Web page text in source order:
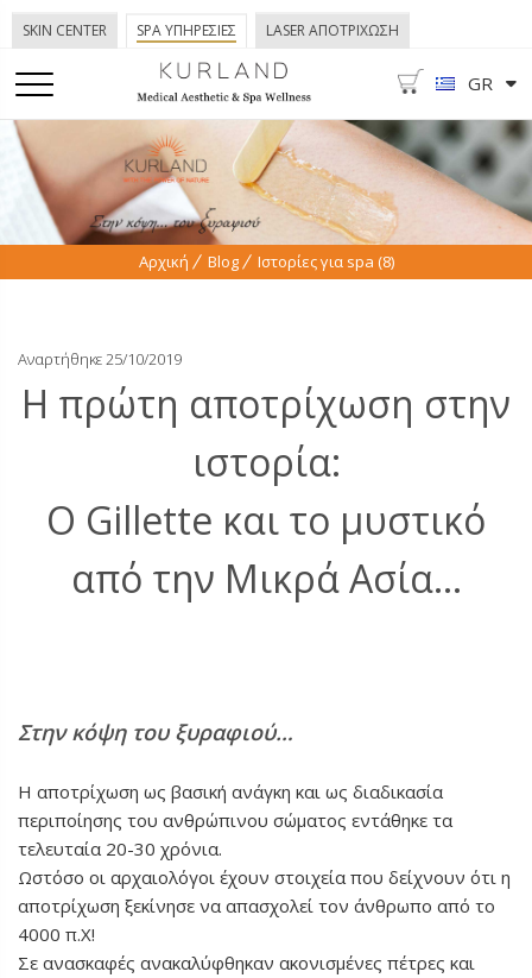
GR
SKIN CENTER SPA ΥΠΗΡΕΣΙΕΣ LASER ΑΠΟΤΡΙΧΩΣΗ
Αρχική Blog Ιστορίες για spa (8)
Αναρτήθηκε 25/10/2019
Η πρώτη αποτρίχωση στην
ιστορία:
Ο Gillette και το μυστικό
από την Μικρά Ασία…
Στην κόψη του ξυραφιού…
Η αποτρίχωση ως βασική ανάγκη και ως διαδικασία
περιποίησης του ανθρώπινου σώματος εντάθηκε τα
τελευταία 20-30 χρόνια.
Ωστόσο οι αρχαιολόγοι έχουν στοιχεία που δείχνουν ότι η
αποτρίχωση ξεκίνησε να απασχολεί τον άνθρωπο από το
4000 π.Χ!
Σε ανασκαφές ανακαλύφθηκαν ακονισμένες πέτρες και